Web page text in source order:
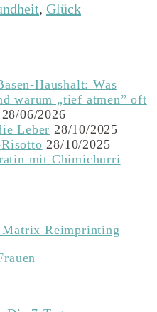
, Glück
Haushalt: Was
warum „tief atmen” oft
28/06/2026
Leber 28/10/2025
28/10/2025
mit Chimichurri